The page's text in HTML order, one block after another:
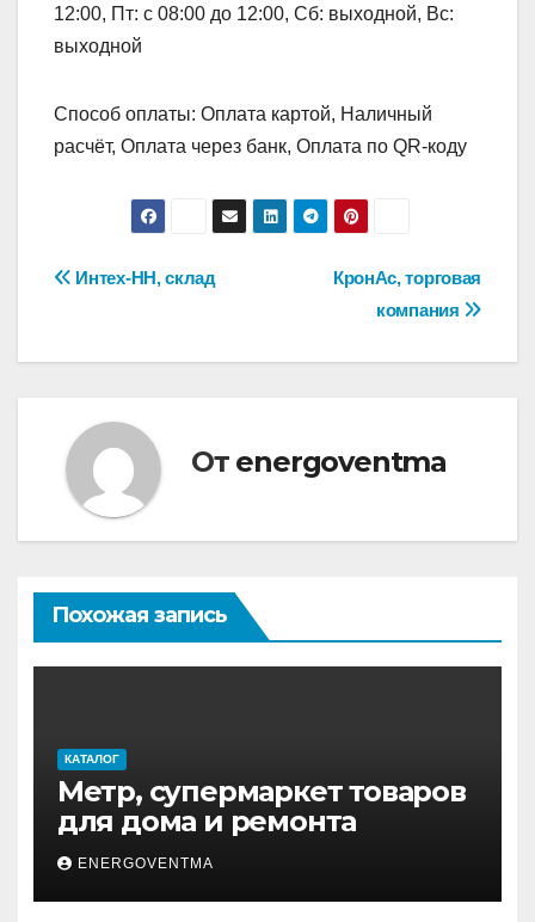
12:00, Пт: с 08:00 до 12:00, Сб: выходной, Вс:
выходной
Способ оплаты: Оплата картой, Наличный
расчёт, Оплата через банк, Оплата по QR-коду
Навигация
КронАс, торговая
компания
Интех-НН, склад
От energoventma
Похожая запись
КАТАЛОГ
Метр, супермаркет товаров
для дома и ремонта
ENERGOVENTMA